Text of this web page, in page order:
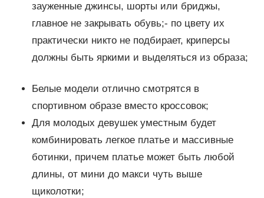
зауженные джинсы, шорты или бриджы,
главное не закрывать обувь;- по цвету их
практически никто не подбирает, криперсы
должны быть яркими и выделяться из образа;
Белые модели отлично смотрятся в
спортивном образе вместо кроссовок;
Для молодых девушек уместным будет
комбинировать легкое платье и массивные
ботинки, причем платье может быть любой
длины, от мини до макси чуть выше
щиколотки;